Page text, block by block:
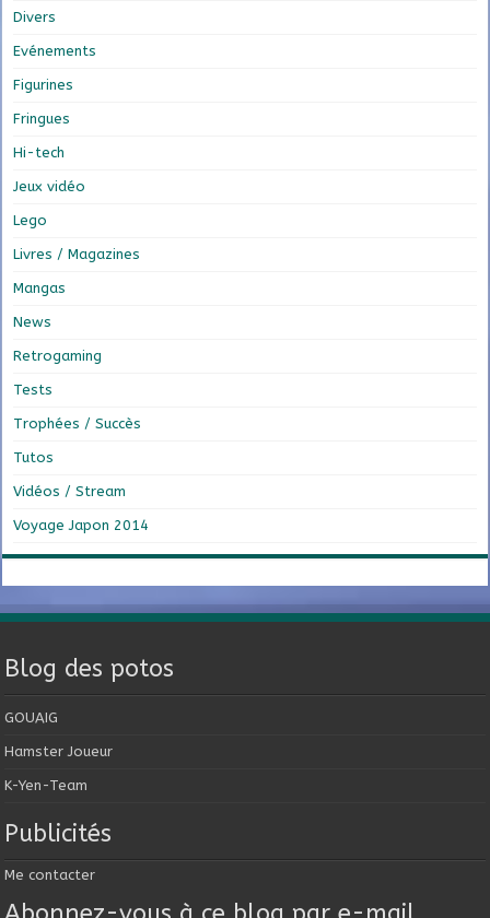
Divers
Evénements
Figurines
Fringues
Hi-tech
Jeux vidéo
Lego
Livres / Magazines
Mangas
News
Retrogaming
Tests
Trophées / Succès
Tutos
Vidéos / Stream
Voyage Japon 2014
Blog des potos
GOUAIG
Hamster Joueur
K-Yen-Team
Publicités
Me contacter